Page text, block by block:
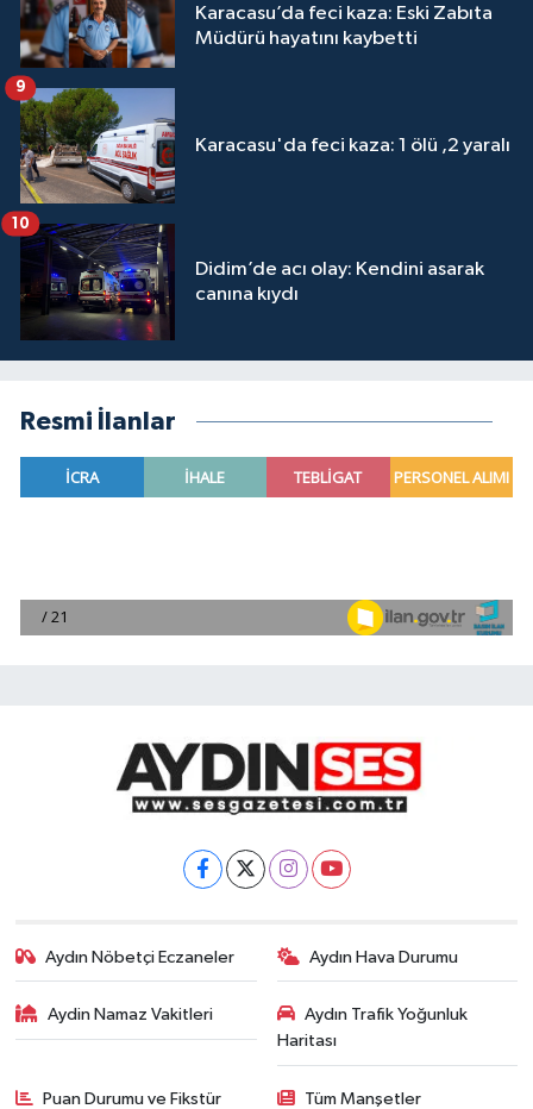
Karacasu’da feci kaza: Eski Zabıta
Müdürü hayatını kaybetti
Karacasu'da feci kaza: 1 ölü ,2 yaralı
9
Didim’de acı olay: Kendini asarak
canına kıydı
10
Resmi İlanlar
Aydın Nöbetçi Eczaneler Aydın Hava Durumu
Aydin Namaz Vakitleri
Aydın Trafik Yoğunluk
Haritası
Puan Durumu ve Fikstür Tüm Manşetler